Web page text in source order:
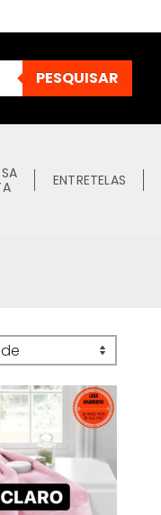
PESQUISAR
ENTRETELAS